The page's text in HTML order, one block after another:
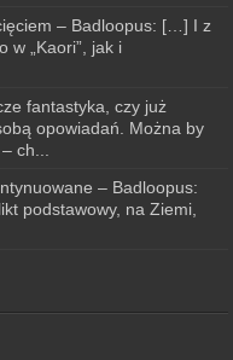
– Badloopus: […] I z
w „Kaori”, jak i
fantastyka, czy już
opowiadań. Można by
ch...
– Badloopus:
podstawowy, na Ziemi,